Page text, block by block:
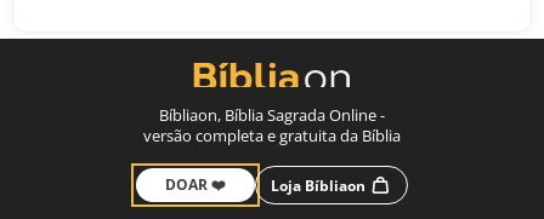
Bíbliaon, Bíblia Sagrada Online -
versão completa e gratuita da Bíblia
DOAR ❤️ Loja Bíbliaon